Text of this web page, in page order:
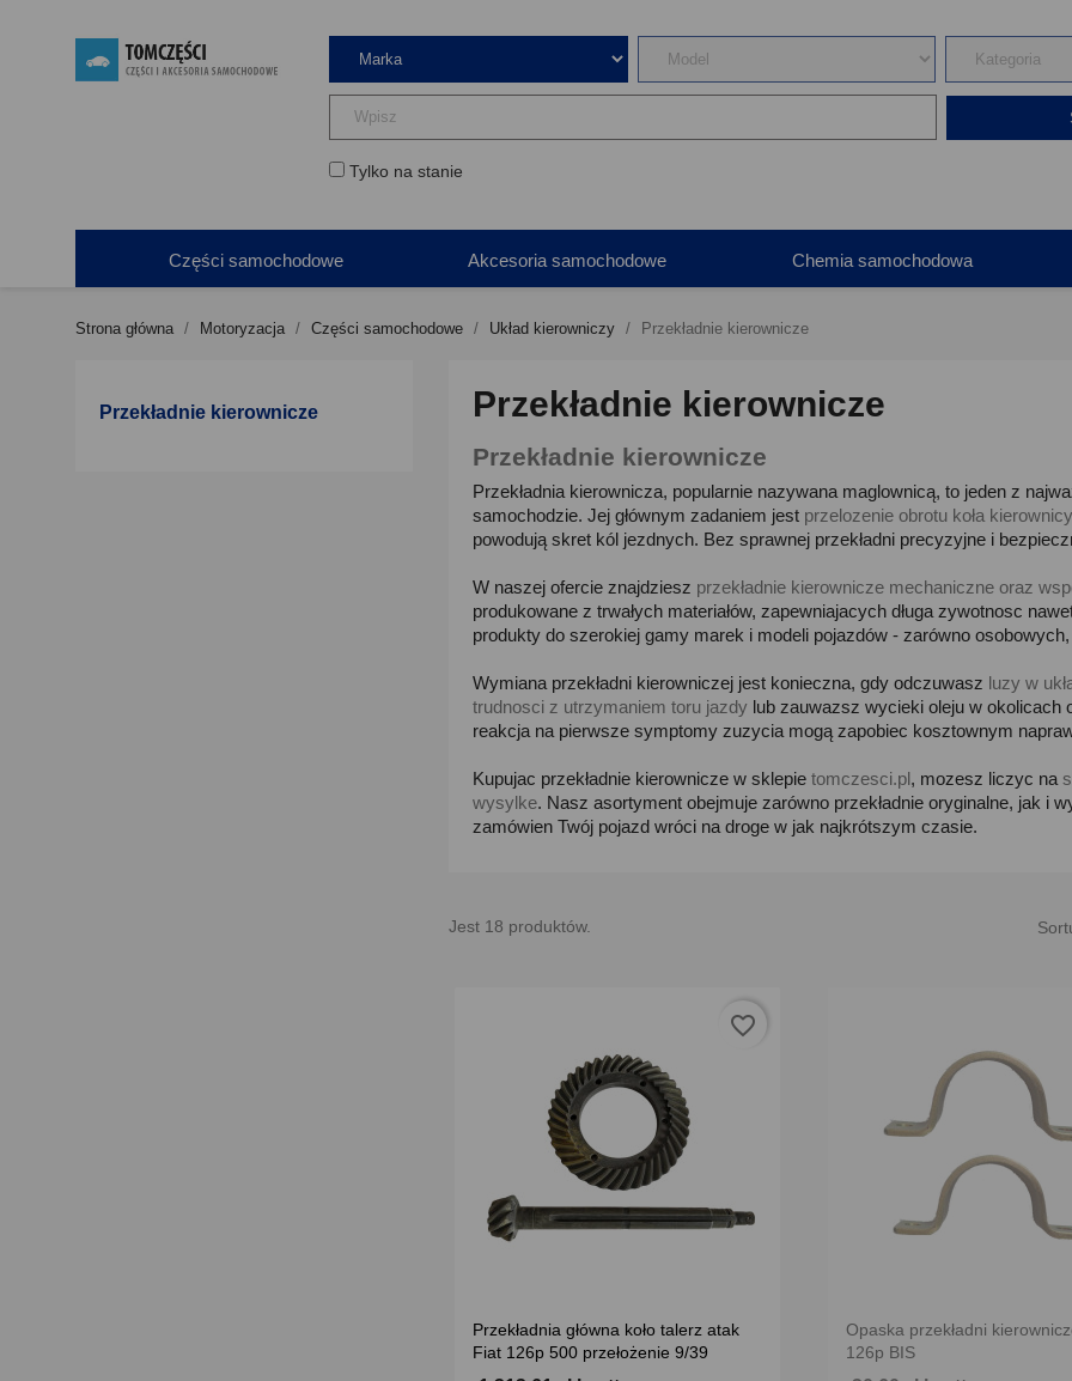
Tylko na stanie
Części samochodowe Akcesoria samochodowe Chemia samochodowa
Strona główna Motoryzacja Części samochodowe Układ kierowniczy Przekładnie kierownicze
Przekładnie kierownicze Przekładnie kierownicze
Przekładnie kierownicze
Przekładnia kierownicza, popularnie nazywana maglownicą, to jeden z
samochodzie. Jej głównym zadaniem jest przelozenie obrotu koła
powodują skret kól jezdnych. Bez sprawnej przekładni precyzyjne i
W naszej ofercie znajdziesz przekładnie kierownicze mechaniczne oraz
produkowane z trwałych materiałów, zapewniajacych długa zywotnosc
produkty do szerokiej gamy marek i modeli pojazdów - zarówno
Wymiana przekładni kierowniczej jest konieczna, gdy odczuwasz luzy w
trudnosci z utrzymaniem toru jazdy lub zauwazsz wycieki oleju w okolicach
reakcja na pierwsze symptomy zuzycia mogą zapobiec kosztownym
Kupujac przekładnie kierownicze w sklepie tomczesci.pl, mozesz liczyc na
wysylke. Nasz asortyment obejmuje zarówno przekładnie oryginalne, jak i
zamówien Twój pojazd wróci na droge w jak najkrótszym czasie.
Jest 18 produktów.
Przekładnia główna koło talerz atak
Fiat 126p 500 przełożenie 9/39
favorite_border
Opaska przekładni
126p BIS